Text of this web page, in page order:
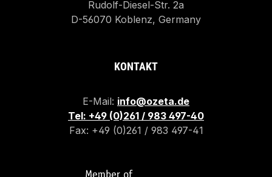
Rudolf-Diesel-Str. 2a
D-56070 Koblenz, Germany
KONTAKT
E-Mail: info@ozeta.de
Tel: +49 (0)261 / 983 497-40
Fax: +49 (0)261 / 983 497-41